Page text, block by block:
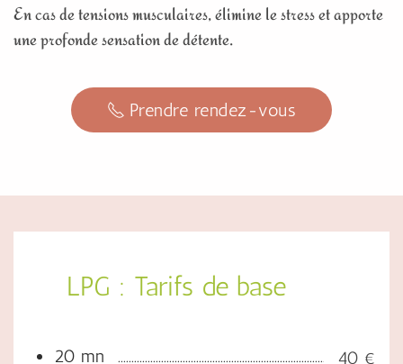
En cas de tensions musculaires, élimine le stress et apporte
une profonde sensation de détente.
Prendre rendez-vous
LPG : Tarifs de base
20 mn 40 €